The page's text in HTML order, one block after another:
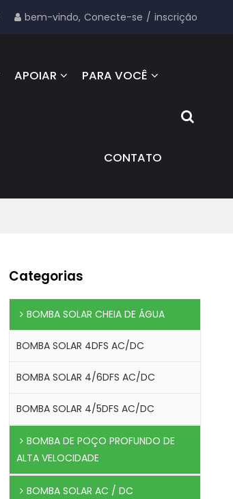
bem-vindo, Conecte-se / inscrição
APOIAR PARA VOCÊ
CONTATO
Categorias
BOMBA SOLAR CHEIA DE ÁGUA
BOMBA SOLAR 4DFS AC/DC
BOMBA SOLAR 4/6DFS AC/DC
BOMBA SOLAR 4/5DFS AC/DC
BOMBA DE POÇO PROFUNDO DE
ALTA VELOCIDADE
BOMBA SOLAR AC / DC